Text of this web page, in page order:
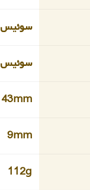
سوئیس
سوئیس
43mm
9mm
112g